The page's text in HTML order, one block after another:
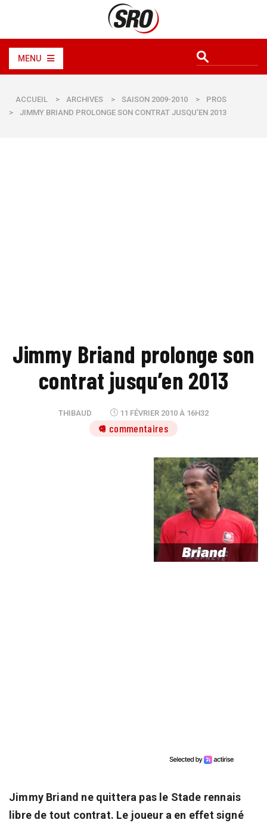
MENU
ACCUEIL > ARCHIVES > SAISON 2009-2010 >
PROS
>
JIMMY BRIAND PROLONGE SON CONTRAT JUSQU’EN 2013
Jimmy Briand prolonge son
contrat jusqu’en 2013
THIBAUD 11 FÉVRIER 2010 À 16H32
9 commentaires
Jimmy Briand ne quittera pas le Stade rennais
libre de tout contrat. Le joueur a en effet signé